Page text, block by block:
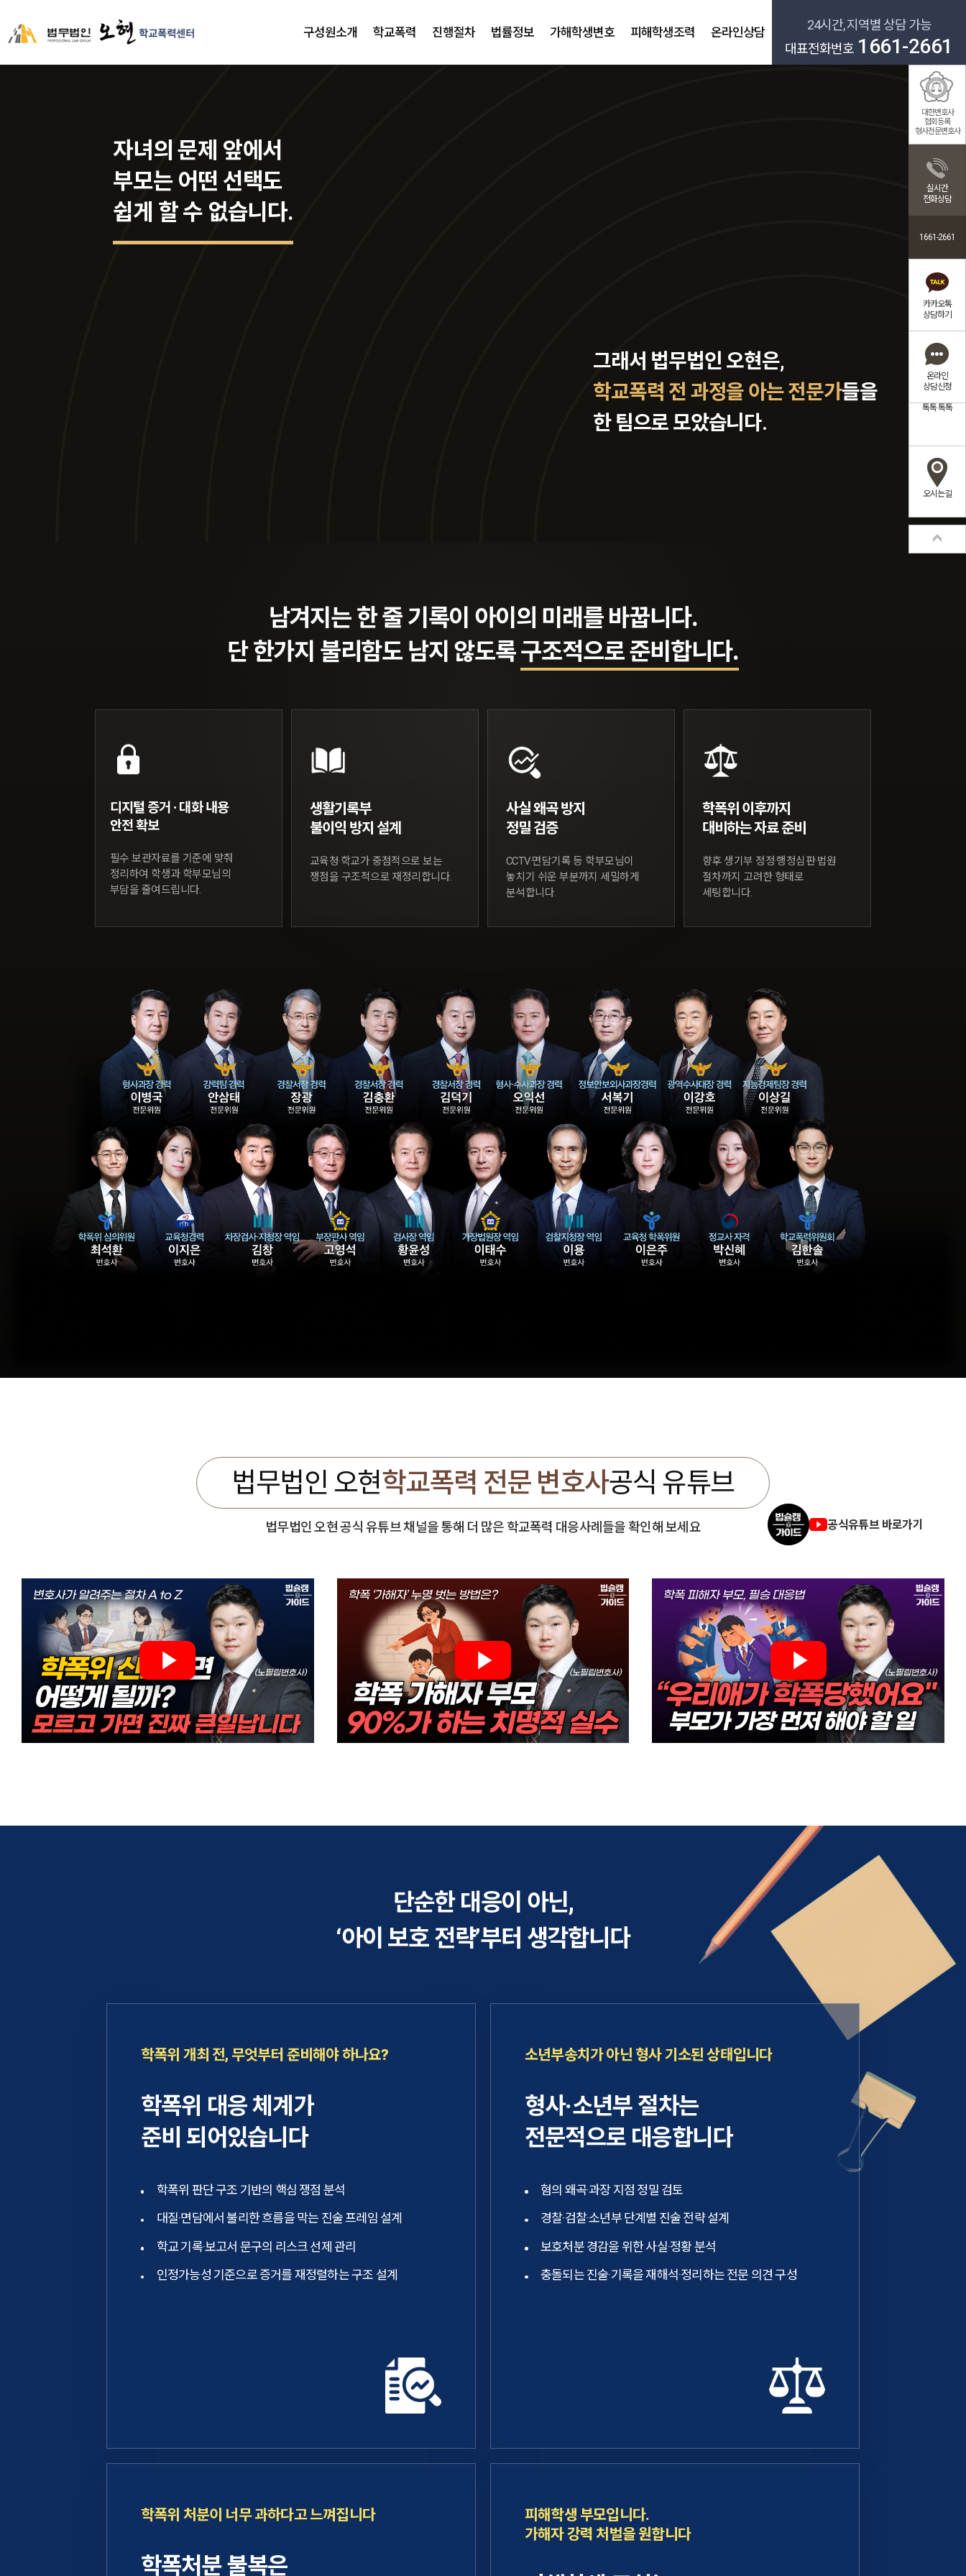
구성원소개 학교폭력 진행절차 법률정보 가해학생변호 피해학생조력 온라인상담
24시간, 지역별 상담 가능
대표전화번호 1661-2661
자녀의 문제 앞에서
부모는 어떤 선택도
쉽게 할 수 없습니다.
그래서 법무법인 오현은,
학교폭력 전 과정을 아는 전문가들을
한 팀으로 모았습니다.
법무법인 오현 학교폭력 드림팀
자녀의 사건을 끝까지 지켜냅니다.
지금의 문제가 아니라
자녀의 미래가 걸린 일입니다.
한 사람의 미래를 지킨다는 책임감으로 대응하겠습니다.
학교폭력센터
이태수 변호사
가정법원장 역임
서울가정법원 수석부장
서울가정법원 부장판사(전문법관)
수원지방법원(안산) 및 대전지방법원 부장판사
서울고등법원 판사
자녀의 미래에 불이익이 남지 않도록
책임지고 지켜드리겠습니다.
남겨지는 한 줄 기록이 아이의 미래를 바꿉니다.
단 한가지 불리함도 남지 않도록구조적으로 준비합니다.
디지털 증거 · 대화 내용
안전 확보
필수 보관자료를 기준에 맞춰
정리하여 학생과 학부모님의
부담을 줄여드립니다.
생활기록부
불이익 방지 설계
교육청·학교가 중점적으로 보는
쟁점을 구조적으로 재정리합니다.
사실 왜곡 방지
정밀 검증
CCTV·면담기록 등 학부모님이
놓치기 쉬운 부분까지 세밀하게
분석합니다.
학폭위 이후까지
대비하는 자료 준비
향후 생기부 정정·행정심판·법원
절차까지 고려한 형태로
세팅합니다.
법무법인 오현학교폭력 전문 변호사공식 유튜브
법무법인 오현 공식 유튜브 채널을 통해 더 많은 학교폭력 대응사례들을 확인해 보세요 공식유튜브 바로가기
단순한 대응이 아닌,
‘아이 보호 전략’부터 생각합니다
학폭위 개최 전, 무엇부터 준비해야 하나요?
학폭위 대응 체계가
준비 되어있습니다
학폭위 판단 구조 기반의 핵심 쟁점 분석
대질·면담에서 불리한 흐름을 막는 진술 프레임 설계
학교 기록·보고서 문구의 리스크 선제 관리
인정가능성 기준으로 증거를 재정렬하는 구조 설계
소년부송치가 아닌 형사 기소된 상태입니다
형사·소년부 절차는
전문적으로 대응합니다
혐의 왜곡·과장 지점 정밀 검토
경찰·검찰·소년부 단계별 진술 전략 설계
보호처분 경감을 위한 사실·정황 분석
충돌되는 진술·기록을 재해석·정리하는 전문 의견 구성
학폭위 처분이 너무 과하다고 느껴집니다
학폭처분 불복은
피해학생 부모입니다.
가해자 강력 처벌을 원합니다
대한변호사
협회등록
형사전문변호사
실시간
전화상담
1661-2661
카카오톡
상담하기
온라인
상담신청
톡톡톡톡
오시는길